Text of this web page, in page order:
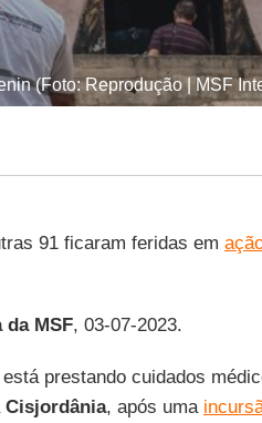
(Foto: Reprodução | MSF
91 ficaram feridas em
da MSF, 03-07-2023.
prestando cuidados
Cisjordânia, após uma